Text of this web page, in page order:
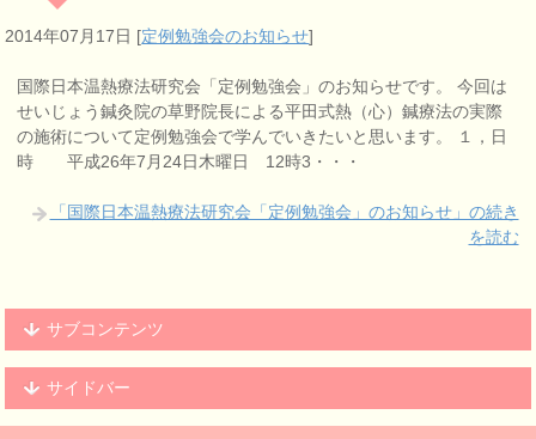
2014年07月17日 [定例勉強会のお知らせ]
国際日本温熱療法研究会「定例勉強会」のお知らせです。 今回は
せいじょう鍼灸院の草野院長による平田式熱（心）鍼療法の実際
の施術について定例勉強会で学んでいきたいと思います。 １，日
時 平成26年7月24日木曜日 12時3・・・
「国際日本温熱療法研究会「定例勉強会」のお知らせ」の続き
を読む
サブコンテンツ
サイドバー